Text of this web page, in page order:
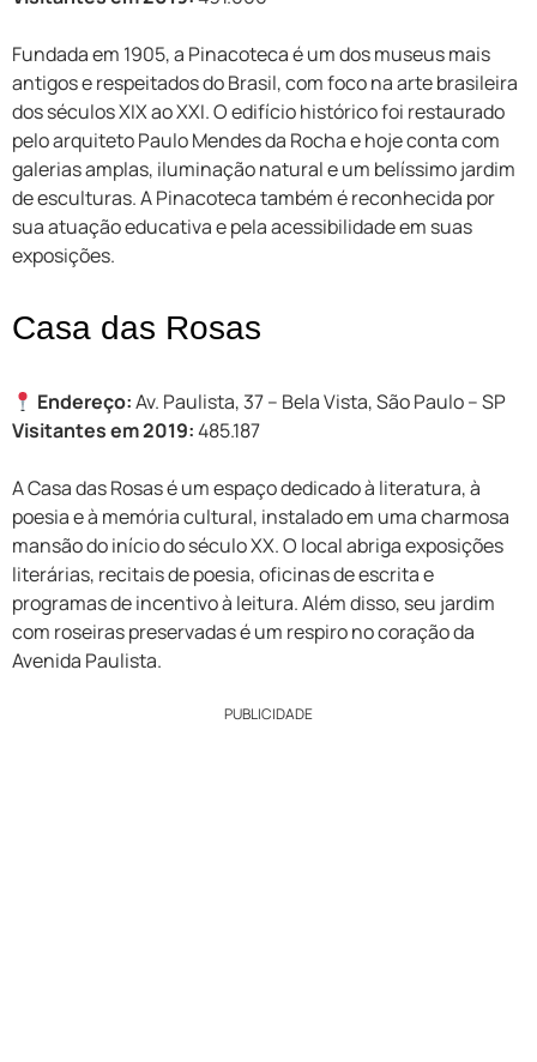
Fundada em 1905, a Pinacoteca é um dos museus mais
antigos e respeitados do Brasil, com foco na arte brasileira
dos séculos XIX ao XXI. O edifício histórico foi restaurado
pelo arquiteto Paulo Mendes da Rocha e hoje conta com
galerias amplas, iluminação natural e um belíssimo jardim
de esculturas. A Pinacoteca também é reconhecida por
sua atuação educativa e pela acessibilidade em suas
exposições.
Casa das Rosas
Endereço:Av. Paulista, 37 – Bela Vista, São Paulo – SP
Visitantes em 2019:485.187
A Casa das Rosas é um espaço dedicado à literatura, à
poesia e à memória cultural, instalado em uma charmosa
mansão do início do século XX. O local abriga exposições
literárias, recitais de poesia, oficinas de escrita e
programas de incentivo à leitura. Além disso, seu jardim
com roseiras preservadas é um respiro no coração da
Avenida Paulista.
PUBLICIDADE